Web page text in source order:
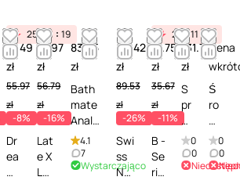
25 11 19
51.49
zł
55.97
zł
-8%
Dr
ea
mt
47.97
zł
56.79
zł
-16%
Lat
e X
Lat
83.25
zł
Bath
mate
Anal
Toy
Clean
er -
4.1
7
Wystarczająco
66.42
zł
89.53
zł
-26%
Swi
ss
Nav
25 11 19
31.75
zł
35.67
zł
-11%
B -
Se
rie
131.77
zł
S
pr
ay
cz
ys
zc
0
0
Cena
Ś
ro
d
e
k
c
0
0